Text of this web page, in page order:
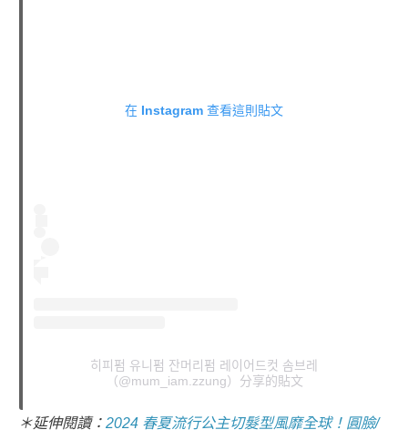
在 Instagram 查看這則貼文
히피펌 유니펌 잔머리펌 레이어드컷 솜브레
（@mum_iam.zzung）分享的貼文
＊延伸閱讀： 2024 春夏流行公主切髮型風靡全球！圓臉/